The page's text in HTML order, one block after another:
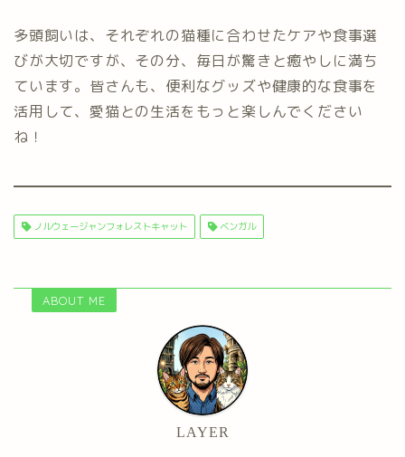
多頭飼いは、それぞれの猫種に合わせたケアや食事選
びが大切ですが、その分、毎日が驚きと癒やしに満ち
ています。皆さんも、便利なグッズや健康的な食事を
活用して、愛猫との生活をもっと楽しんでください
ね！
ノルウェージャンフォレストキャット ベンガル
ABOUT ME
LAYER